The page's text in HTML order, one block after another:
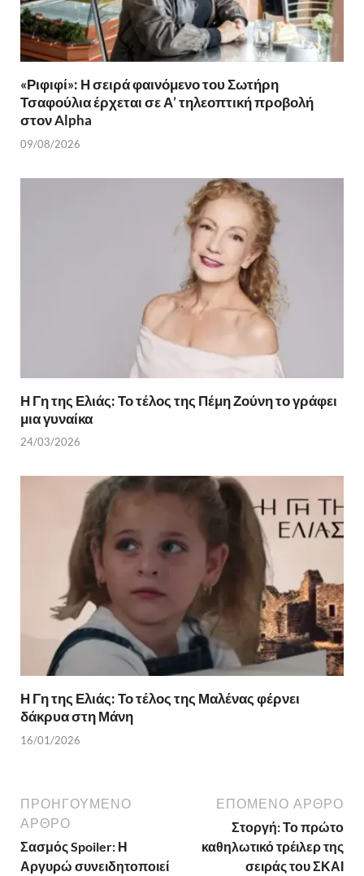
«Ριφιφί»: Η σειρά φαινόμενο του Σωτήρη
Τσαφούλια έρχεται σε Α’ τηλεοπτική προβολή
στον Alpha
09/08/2026
Η Γη της Ελιάς: Το τέλος της Πέμη Ζούνη το γράφει
μια γυναίκα
24/03/2026
Η Γη της Ελιάς: Το τέλος της Μαλένας φέρνει
δάκρυα στη Μάνη
16/01/2026
ΠΡΟΗΓΟΎΜΕΝΟ
ΆΡΘΡΟ
Σασμός Spoiler: Η
Αργυρώ συνειδητοποιεί
ΕΠΌΜΕΝΟ ΆΡΘΡΟ
Στοργή: Το πρώτο
καθηλωτικό τρέιλερ της
σειράς του ΣΚΑΙ